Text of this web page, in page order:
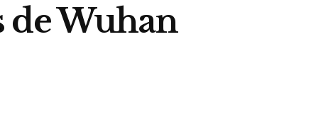
de Wuhan